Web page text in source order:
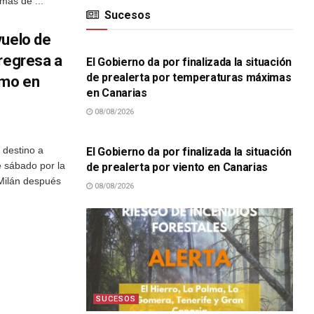
de
a
en
a
sábado por la
después
Sucesos
SUCESOS
El Gobierno da por finalizada la situación
de prealerta por temperaturas máximas
en Canarias
08/08/2026
El Gobierno da por finalizada la situación
de prealerta por viento en Canarias
08/08/2026
SUCESOS